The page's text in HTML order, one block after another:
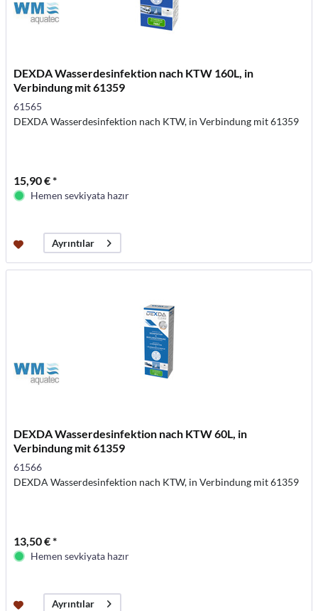
DEXDA Wasserdesinfektion nach KTW 160L, in
Verbindung mit 61359
61565
DEXDA Wasserdesinfektion nach KTW, in Verbindung mit 61359
15,90 € *
Hemen sevkiyata hazır
Ayrıntılar
DEXDA Wasserdesinfektion nach KTW 60L, in
Verbindung mit 61359
61566
DEXDA Wasserdesinfektion nach KTW, in Verbindung mit 61359
13,50 € *
Hemen sevkiyata hazır
Ayrıntılar